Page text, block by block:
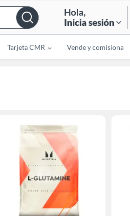
Hola,
Inicia sesión
Tarjeta CMR Vende y comisiona